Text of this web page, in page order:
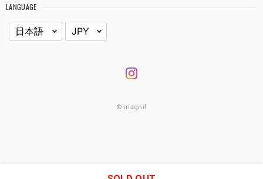
LANGUAGE
© magnif